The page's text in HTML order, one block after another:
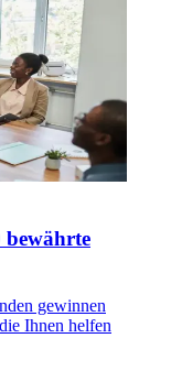
gewinnen
Ihnen helfen